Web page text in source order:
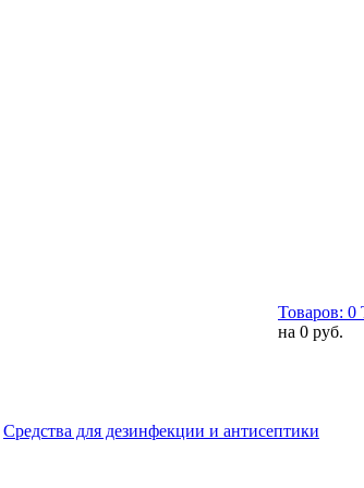
Товаров: 0
на 0 руб.
Средства для дезинфекции и антисептики